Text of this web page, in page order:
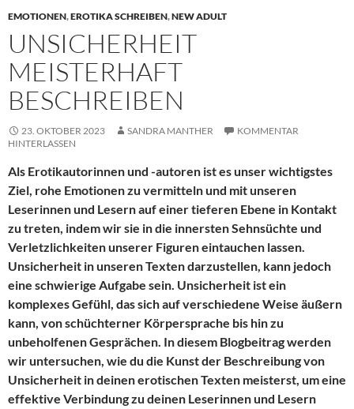
EMOTIONEN,EROTIKA SCHREIBEN,NEW ADULT
UNSICHERHEIT
MEISTERHAFT
BESCHREIBEN
23. OKTOBER 2023 SANDRA MANTHER
KOMMENTAR
HINTERLASSEN
Als Erotikautorinnen und -autoren ist es unser wichtigstes
Ziel, rohe Emotionen zu vermitteln und mit unseren
Leserinnen und Lesern auf einer tieferen Ebene in Kontakt
zu treten, indem wir sie in die innersten Sehnsüchte und
Verletzlichkeiten unserer Figuren eintauchen lassen.
Unsicherheit in unseren Texten darzustellen, kann jedoch
eine schwierige Aufgabe sein. Unsicherheit ist ein
komplexes Gefühl, das sich auf verschiedene Weise äußern
kann, von schüchterner Körpersprache bis hin zu
unbeholfenen Gesprächen. In diesem Blogbeitrag werden
wir untersuchen, wie du die Kunst der Beschreibung von
Unsicherheit in deinen erotischen Texten meisterst, um eine
effektive Verbindung zu deinen Leserinnen und Lesern